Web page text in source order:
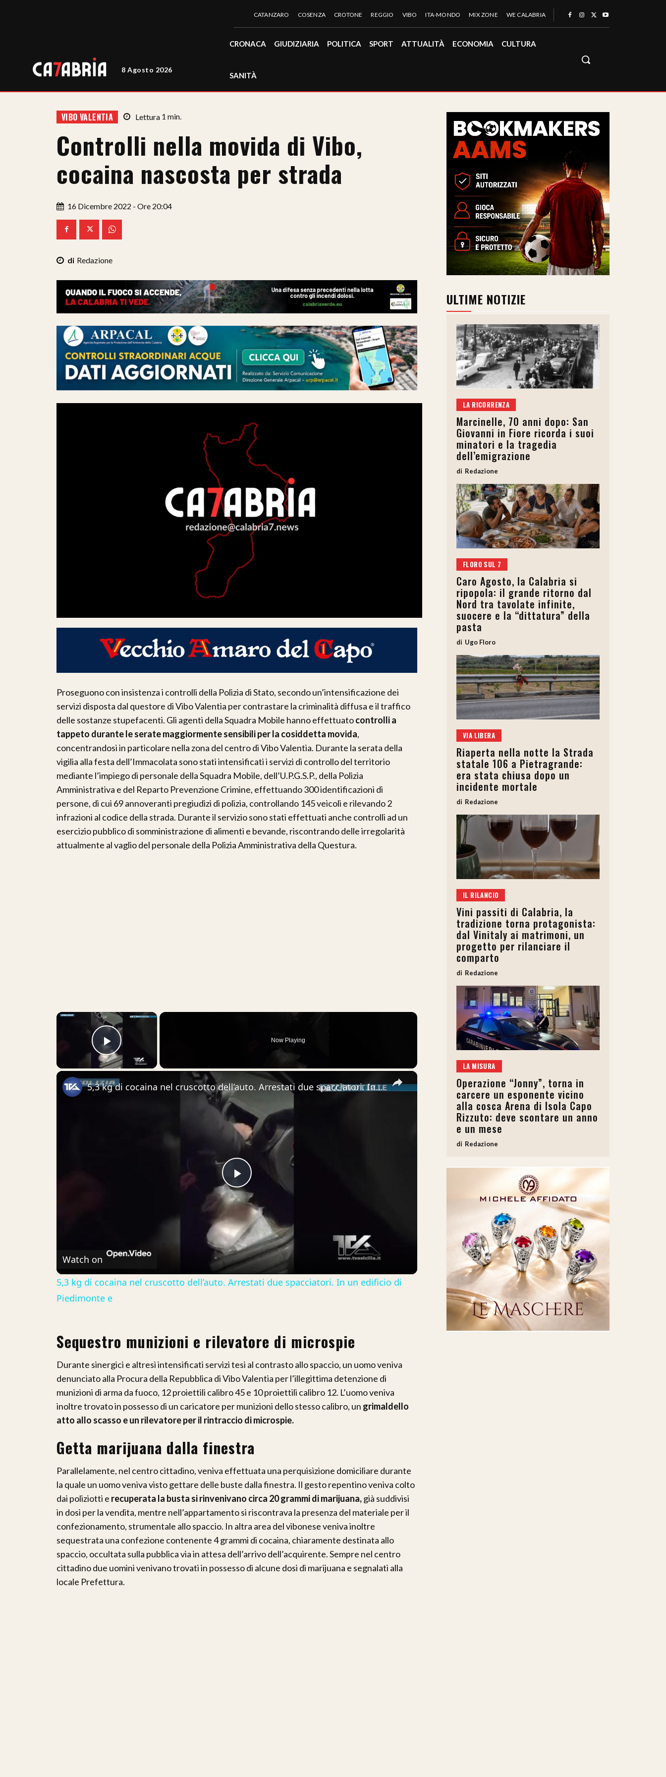
8 Agosto 2026
CATANZARO COSENZA CROTONE REGGIO VIBO ITA-MONDO MIX ZONE WE CALABRIA
CRONACA GIUDIZIARIA POLITICA SPORT ATTUALITÀ ECONOMIA CULTURA
SANITÀ
VIBO VALENTIA Lettura 1 min.
Controlli nella movida di Vibo,
cocaina nascosta per strada
16 Dicembre 2022 - Ore 20:04
Redazione
Proseguono con insistenza i controlli della Polizia di Stato, secondo un’intensificazione dei
servizi disposta dal questore di Vibo Valentia per contrastare la criminalità diffusa e il traffico
delle sostanze stupefacenti. Gli agenti della Squadra Mobile hanno effettuatocontrolli a
tappeto durante le serate maggiormente sensibili per la cosiddetta movida,
concentrandosi in particolare nella zona del centro di Vibo Valentia. Durante la serata della
vigilia alla festa dell’Immacolata sono stati intensificati i servizi di controllo del territorio
mediante l’impiego di personale della Squadra Mobile, dell’U.P.G.S.P., della Polizia
Amministrativa e del Reparto Prevenzione Crimine, effettuando 300 identificazioni di
persone, di cui 69 annoveranti pregiudizi di polizia, controllando 145 veicoli e rilevando 2
infrazioni al codice della strada. Durante il servizio sono stati effettuati anche controlli ad un
esercizio pubblico di somministrazione di alimenti e bevande, riscontrando delle irregolarità
attualmente al vaglio del personale della Polizia Amministrativa della Questura.
×
Play Video
Now Playing
×
Play
Video
5,3 kg di cocaina nel cruscotto dell’auto. Arrestati due spacciatori. In un edificio di Piedimonte e
Watch on
5,3 kg di cocaina nel cruscotto dell’auto. Arrestati due spacciatori. In un edificio di
Piedimonte e
Sequestro munizioni e rilevatore di microspie
Durante sinergici e altresì intensificati servizi tesi al contrasto allo spaccio, un uomo veniva
denunciato alla Procura della Repubblica di Vibo Valentia per l’illegittima detenzione di
munizioni di arma da fuoco, 12 proiettili calibro 45 e 10 proiettili calibro 12. L’uomo veniva
inoltre trovato in possesso di un caricatore per munizioni dello stesso calibro, un grimaldello
atto allo scasso e un rilevatore per il rintraccio di microspie.
Getta marijuana dalla finestra
Parallelamente, nel centro cittadino, veniva effettuata una perquisizione domiciliare durante
la quale un uomo veniva visto gettare delle buste dalla finestra. Il gesto repentino veniva colto
dai poliziotti e recuperata la busta si rinvenivano circa 20 grammi di marijuana,già suddivisi
in dosi per la vendita, mentre nell’appartamento si riscontrava la presenza del materiale per il
confezionamento, strumentale allo spaccio. In altra area del vibonese veniva inoltre
sequestrata una confezione contenente 4 grammi di cocaina, chiaramente destinata allo
spaccio, occultata sulla pubblica via in attesa dell’arrivo dell’acquirente. Sempre nel centro
cittadino due uomini venivano trovati in possesso di alcune dosi di marijuana e segnalati alla
locale Prefettura.
ULTIME NOTIZIE
LA RICORRENZA
Marcinelle, 70 anni dopo: San
Giovanni in Fiore ricorda i suoi
minatori e la tragedia
dell’emigrazione
Redazione
FLORO SUL 7
Caro Agosto, la Calabria si
ripopola: il grande ritorno dal
Nord tra tavolate infinite,
suocere e la “dittatura” della
pasta
Ugo Floro
VIA LIBERA
Riaperta nella notte la Strada
statale 106 a Pietragrande:
era stata chiusa dopo un
incidente mortale
Redazione
IL RILANCIO
Vini passiti di Calabria, la
tradizione torna protagonista:
dal Vinitaly ai matrimoni, un
progetto per rilanciare il
comparto
Redazione
LA MISURA
Operazione “Jonny”, torna in
carcere un esponente vicino
alla cosca Arena di Isola Capo
Rizzuto: deve scontare un anno
e un mese
Redazione